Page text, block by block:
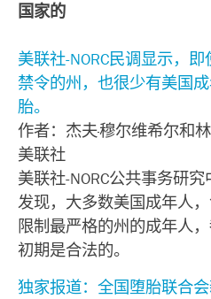
国家的
美联社-NORC民调显示，
禁令的州，也很少有美国
胎。
作者：杰夫·穆尔维希尔和
美联社
美联社-NORC公共事务研
发现，大多数美国成年人
限制最严格的州的成年人
初期是合法的。
独家报道：全国堕胎联合